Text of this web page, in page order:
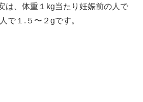
は、体重１kg当たり妊娠前の人で
で１.５〜２gです。